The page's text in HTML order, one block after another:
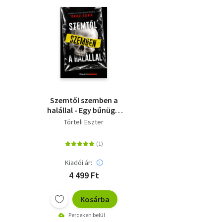
Szemtől szemben a
halállal - Egy bűnügyi
helyszínelő megrázó
Törteli Eszter
Kiadói ár:
4 499 Ft
Kosárba
Perceken belül